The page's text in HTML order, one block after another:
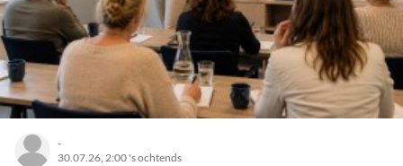
-
30.07.26, 2:00 's ochtends